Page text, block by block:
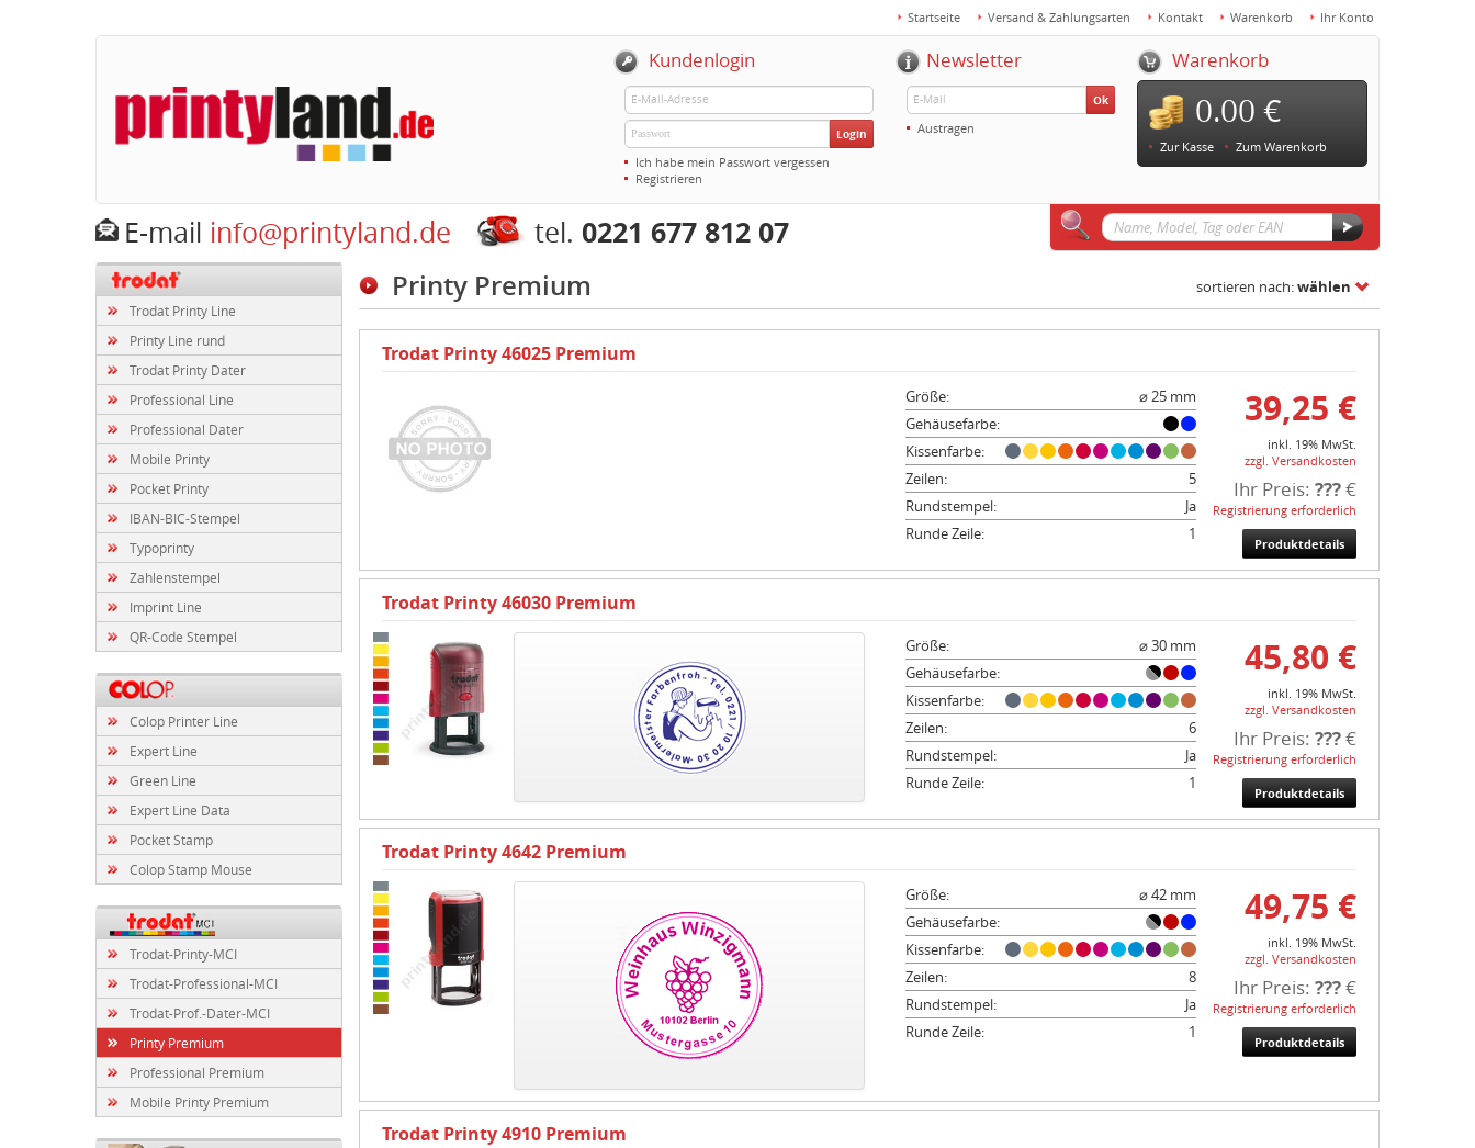
Ihr Konto
Warenkorb
Kontakt
Versand & Zahlungsarten
Startseite
Warenkorb
0.00 €
Zur Kasse Zum Warenkorb
Newsletter
Ok
Austragen
Kundenlogin
Login
Ich habe mein Passwort vergessen
Registrieren
E-mail info@printyland.de tel. 0221 677 812 07
Trodat Printy Line
Printy Line rund
Trodat Printy Dater
Professional Line
Professional Dater
Mobile Printy
Pocket Printy
IBAN-BIC-Stempel
Typoprinty
Zahlenstempel
Imprint Line
QR-Code Stempel
Colop Printer Line
Expert Line
Green Line
Expert Line Data
Pocket Stamp
Colop Stamp Mouse
Trodat-Printy-MCI
Trodat-Professional-MCI
Trodat-Prof.-Dater-MCI
Printy Premium
Professional Premium
Mobile Printy Premium
Printy Premium sortieren nach:wählen
Trodat Printy 46025 Premium
39,25 €
inkl. 19% MwSt.
zzgl. Versandkosten
Ihr Preis: ???€
Registrierung erforderlich
Produktdetails
Größe:
⌀ 25 mm
Gehäusefarbe:
Kissenfarbe:
Zeilen:
5
Rundstempel:
Ja
Runde Zeile:
1
Trodat Printy 46030 Premium
45,80 €
inkl. 19% MwSt.
zzgl. Versandkosten
Ihr Preis: ???€
Registrierung erforderlich
Produktdetails
Größe:
⌀ 30 mm
Gehäusefarbe:
Kissenfarbe:
Zeilen:
6
Rundstempel:
Ja
Runde Zeile:
1
Trodat Printy 4642 Premium
49,75 €
inkl. 19% MwSt.
zzgl. Versandkosten
Ihr Preis: ???€
Registrierung erforderlich
Produktdetails
Größe:
⌀ 42 mm
Gehäusefarbe:
Kissenfarbe:
Zeilen:
8
Rundstempel:
Ja
Runde Zeile:
1
Trodat Printy 4910 Premium